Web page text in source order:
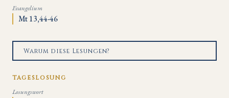
Evangelium
Mt 13,44-46
Warum diese Lesungen?
TAGESLOSUNG
Losungswort